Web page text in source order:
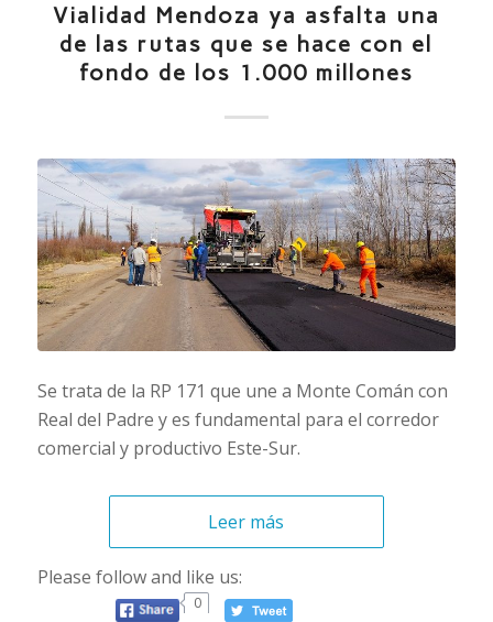
Vialidad Mendoza ya asfalta una
de las rutas que se hace con el
fondo de los 1.000 millones
Se trata de la RP 171 que une a Monte Comán con
Real del Padre y es fundamental para el corredor
comercial y productivo Este-Sur.
Leer más
Please follow and like us:
0